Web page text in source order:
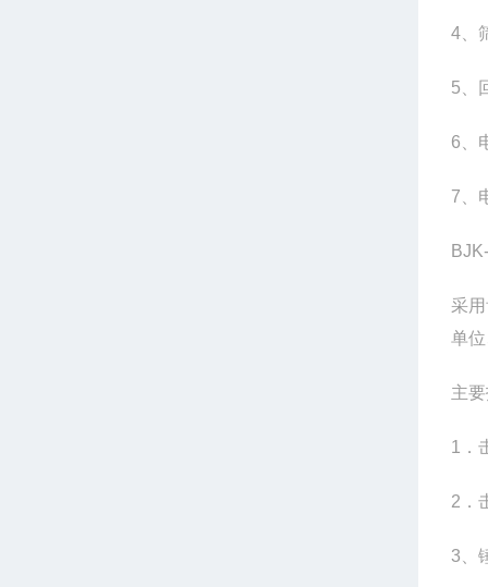
4、
5、
6、
7、
采
单
主
1．
2．
3、